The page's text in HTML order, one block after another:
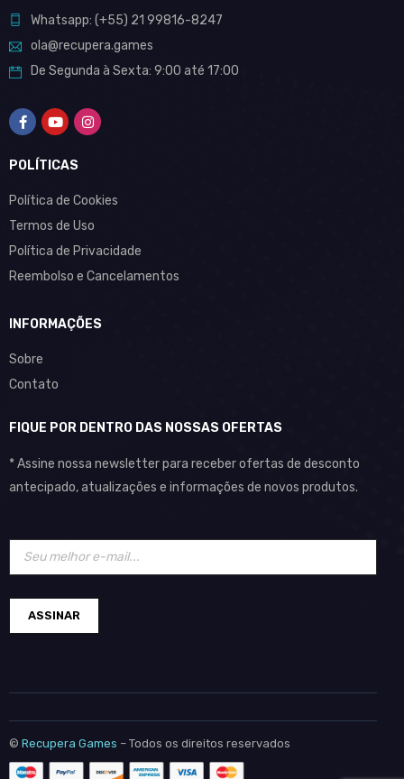
Whatsapp: (+55) 21 99816-8247
ola@recupera.games
De Segunda à Sexta: 9:00 até 17:00
POLÍTICAS
Política de Cookies
Termos de Uso
Política de Privacidade
Reembolso e Cancelamentos
INFORMAÇÕES
Sobre
Contato
FIQUE POR DENTRO DAS NOSSAS OFERTAS
* Assine nossa newsletter para receber ofertas de desconto
antecipado, atualizações e informações de novos produtos.
© Recupera Games – Todos os direitos reservados